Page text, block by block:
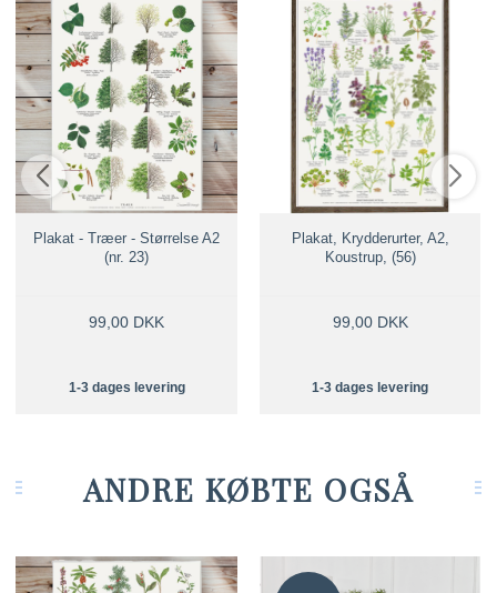
Plakat - Træer - Størrelse A2
(nr. 23)
99,00 DKK
1-3 dages levering
Plakat, Krydderurter, A2,
Koustrup, (56)
99,00 DKK
1-3 dages levering
ANDRE KØBTE OGSÅ